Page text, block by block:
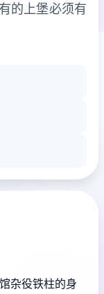
的上堡必须有
杂役铁柱的身